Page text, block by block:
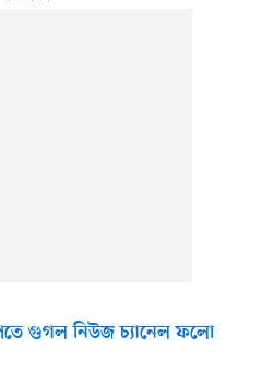
গুগল নিউজ চ্যানেল ফলো